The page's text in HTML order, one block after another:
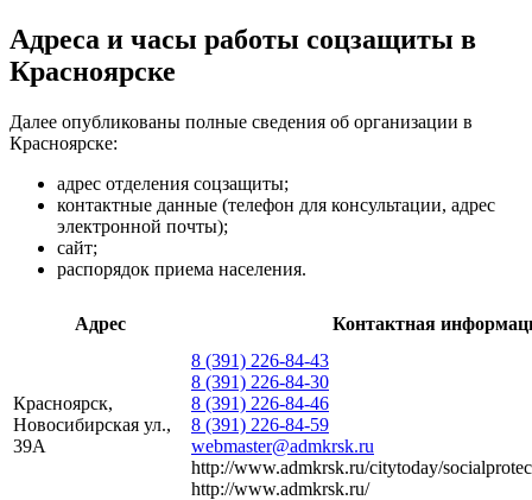
Адреса и часы работы соцзащиты в
Красноярске
Далее опубликованы полные сведения об организации в
Красноярске:
адрес отделения соцзащиты;
контактные данные (телефон для консультации, адрес
электронной почты);
сайт;
распорядок приема населения.
Адрес Контактная
Красноярск,
Новосибирская ул.,
39А
8 (391) 226-84-43
8 (391) 226-84-30
8 (391) 226-84-46
8 (391) 226-84-59
webmaster@admkrsk.ru
http://www.admkrsk.ru/citytoday/
http://www.admkrsk.ru/